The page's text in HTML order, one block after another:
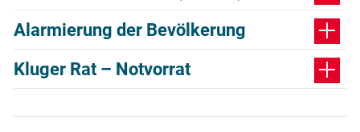
Alarmierung der Bevölkerung
Kluger Rat – Notvorrat